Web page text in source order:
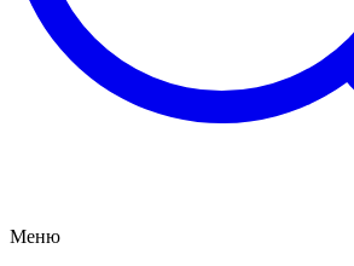
Меню